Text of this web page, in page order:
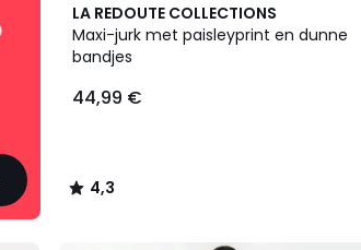
LA REDOUTE COLLECTIONS
Maxi-jurk met paisleyprint en dunne
bandjes
44,99 €
4,3
/ 5
4,3
/